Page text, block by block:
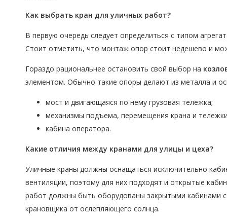
Как выбрать кран для уличных работ?
В первую очередь следует определиться с типом
Стоит отметить, что монтаж опор стоит недешево и
Гораздо рациональнее остановить свой выбор на
элементом. Обычно такие опоры делают из металла и
мост и двигающаяся по нему грузовая тележка;
механизмы подъема, перемещения крана и
кабина оператора.
Какие отличия между кранами для улицы и цеха?
Уличные краны должны оснащаться исключительно
вентиляции, поэтому для них подходят и открытые
работ должны быть оборудованы закрытыми кабинами
крановщика от ослепляющего солнца.